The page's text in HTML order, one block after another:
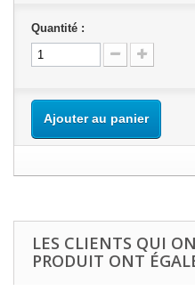
Quantité :
Ajouter au panier
LES CLIENTS QUI
PRODUIT ONT